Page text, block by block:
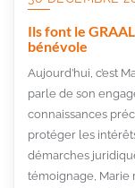
Ils font le
bénévole
Aujourd’hui, c’est
parle de son
connaissances
protéger les
démarches
témoignage, Marie